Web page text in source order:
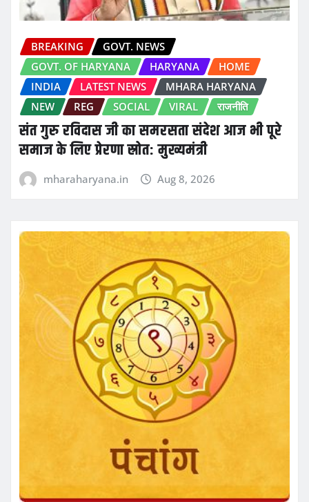
BREAKING
GOVT. NEWS
GOVT. OF HARYANA
HARYANA
HOME
INDIA
LATEST NEWS
MHARA HARYANA
NEW
REG SOCIAL VIRAL राजनीति
संत गुरु रविदास जी का समरसता संदेश आज भी पूरे
समाज के लिए प्रेरणा स्रोत: मुख्यमंत्री
mharaharyana.in Aug 8, 2026